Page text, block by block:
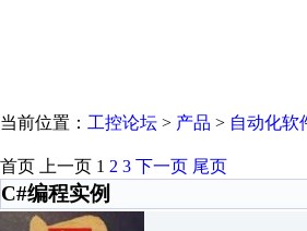
当前位置： 工控论坛 > 产品 > 自动化软
首页 上一页 1 2 3 下一页 尾页
C#编程实例